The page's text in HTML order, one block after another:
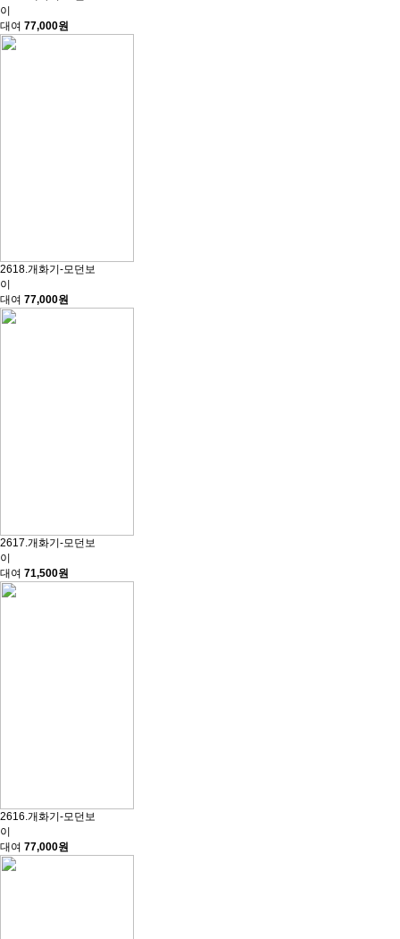
이
대여 77,000원
2618.개화기-모던보
이
대여 77,000원
2617.개화기-모던보
이
대여 71,500원
2616.개화기-모던보
이
대여 77,000원